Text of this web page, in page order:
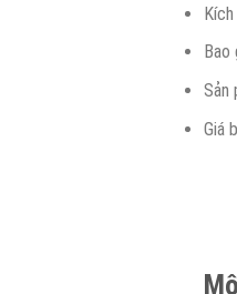
Sản
Giá